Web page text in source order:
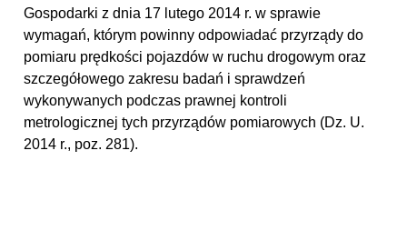
Gospodarki z dnia 17 lutego 2014 r. w sprawie
wymagań, którym powinny odpowiadać przyrządy do
pomiaru prędkości pojazdów w ruchu drogowym oraz
szczegółowego zakresu badań i sprawdzeń
wykonywanych podczas prawnej kontroli
metrologicznej tych przyrządów pomiarowych (Dz. U.
2014 r., poz. 281).